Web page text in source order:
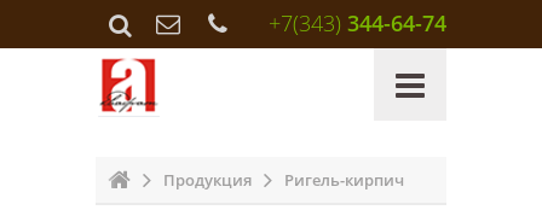
+7(343) 344-64-74
Продукция Ригель-кирпич